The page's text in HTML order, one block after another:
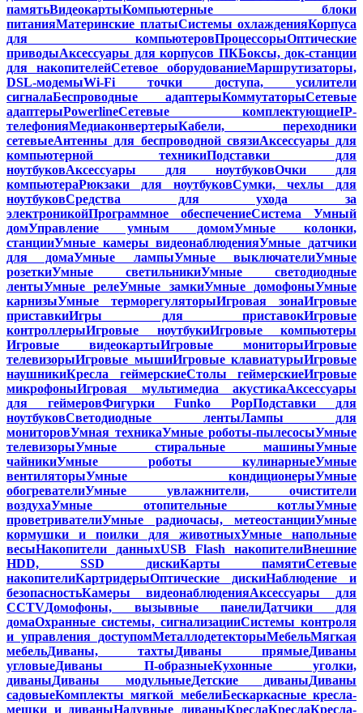
памятьВидеокартыКомпьютерные блоки
питанияМатеринские платыСистемы охлажденияКорпуса
для компьютеровПроцессорыОптические
приводыАксессуары для корпусов ПКБоксы, док-станции
для накопителейСетевое оборудованиеМаршрутизаторы,
DSL-модемыWi-Fi точки доступа, усилители
сигналаБеспроводные адаптерыКоммутаторыСетевые
адаптерыPowerlineСетевые комплектующиеIP-
телефонияМедиаконвертерыКабели, переходники
сетевыеАнтенны для беспроводной связиАксессуары для
компьютерной техникиПодставки для
ноутбуковАксессуары для ноутбуковОчки для
компьютераРюкзаки для ноутбуковСумки, чехлы для
ноутбуковСредства для ухода за
электроникойПрограммное обеспечениеСистема Умный
домУправление умным домомУмные колонки,
станцииУмные камеры видеонаблюденияУмные датчики
для домаУмные лампыУмные выключателиУмные
розеткиУмные светильникиУмные светодиодные
лентыУмные релеУмные замкиУмные домофоныУмные
карнизыУмные терморегуляторыИгровая зонаИгровые
приставкиИгры для приставокИгровые
контроллерыИгровые ноутбукиИгровые компьютеры
Игровые видеокартыИгровые мониторыИгровые
телевизорыИгровые мышиИгровые клавиатурыИгровые
наушникиКресла геймерскиеСтолы геймерскиеИгровые
микрофоныИгровая мультимедиа акустикаАксессуары
для геймеровФигурки Funko PopПодставки для
ноутбуковСветодиодные лентыЛампы для
мониторовУмная техникаУмные роботы-пылесосыУмные
телевизорыУмные стиральные машиныУмные
чайникиУмные роботы кулинарныеУмные
вентиляторыУмные кондиционерыУмные
обогревателиУмные увлажнители, очистители
воздухаУмные отопительные котлыУмные
проветривателиУмные радиочасы, метеостанцииУмные
кормушки и поилки для животныхУмные напольные
весыНакопители данныхUSB Flash накопителиВнешние
HDD, SSD дискиКарты памятиСетевые
накопителиКартридерыОптические дискиНаблюдение и
безопасностьКамеры видеонаблюденияАксессуары для
CCTVДомофоны, вызывные панелиДатчики для
домаОхранные системы, сигнализацииСистемы контроля
и управления доступомМеталлодетекторыМебельМягкая
мебельДиваны, тахтыДиваны прямыеДиваны
угловыеДиваны П-образныеКухонные уголки,
диваныДиваны модульныеДетские диваныДиваны
садовыеКомплекты мягкой мебелиБескаркасные кресла-
мешки и диваныНадувные диваныКреслаКреслаКресла-